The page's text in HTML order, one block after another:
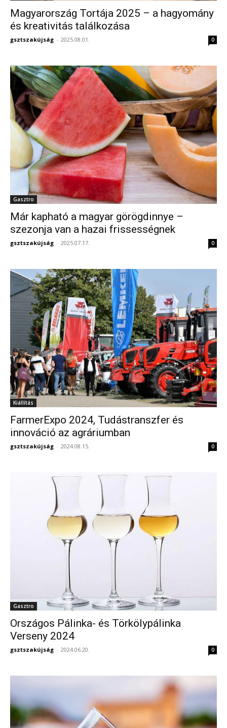
Magyarország Tortája 2025 – a hagyomány
és kreativitás találkozása
gsztszakújság - 2025.08.01. 0
Gasztro
Már kapható a magyar görögdinnye –
szezonja van a hazai frissességnek
gsztszakújság - 2025.07.17. 0
Kiállítás
FarmerExpo 2024, Tudástranszfer és
innováció az agráriumban
gsztszakújság - 2024.08.15. 0
Gasztro
Országos Pálinka- és Törkölypálinka
Verseny 2024
gsztszakújság - 2024.06.20. 0